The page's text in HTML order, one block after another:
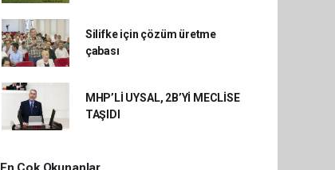
Silifke için çözüm üretme
çabası
MHP’Lİ UYSAL, 2B’Yİ MECLİSE
TAŞIDI